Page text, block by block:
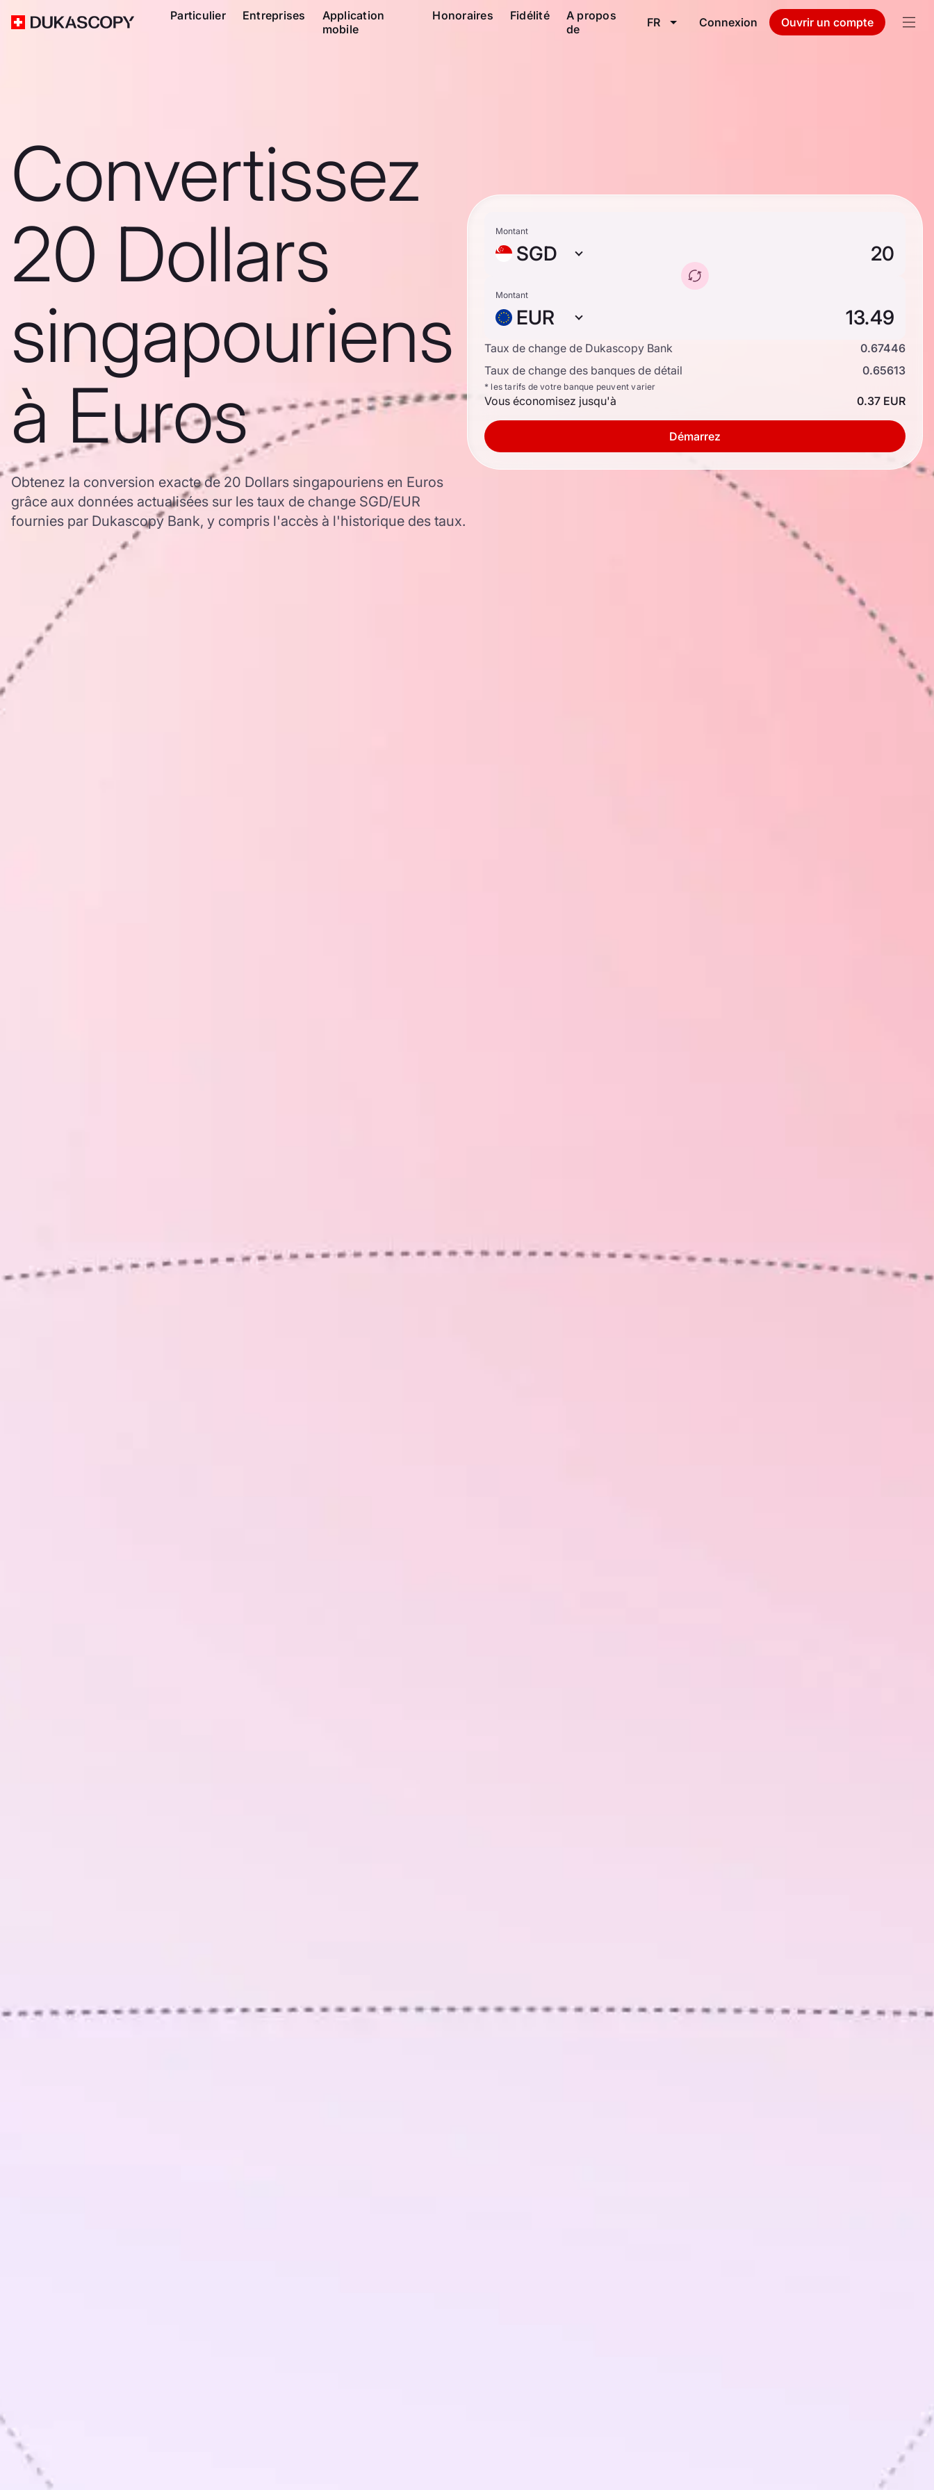
Particulier Entreprises
Application
mobile
Honoraires Fidélité
A propos
de
FR Connexion Ouvrir un compte
Convertissez
20 Dollars
singapouriens
à Euros
Obtenez la conversion exacte de 20 Dollars singapouriens en Euros
grâce aux données actualisées sur les taux de change SGD/EUR
fournies par Dukascopy Bank, y compris l'accès à l'historique des taux.
Montant
SGD
Montant
EUR
Taux de change de Dukascopy Bank
0.67446
Taux de change des banques de détail
0.65613
* les tarifs de votre banque peuvent varier
Vous économisez jusqu'à 0.37 EUR
Démarrez